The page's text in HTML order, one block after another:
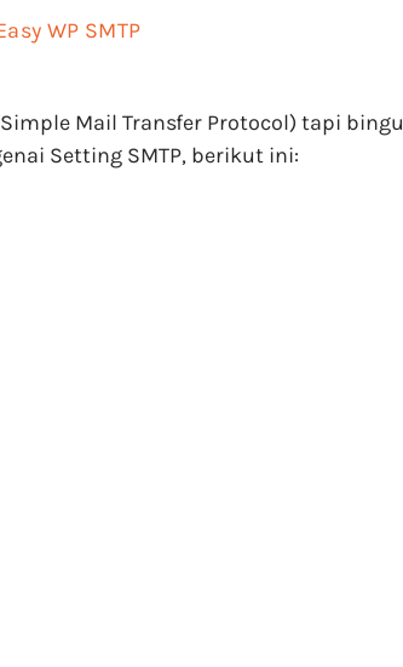
WP SMTP
Mail Transfer Protocol) tapi
Setting SMTP, berikut ini: